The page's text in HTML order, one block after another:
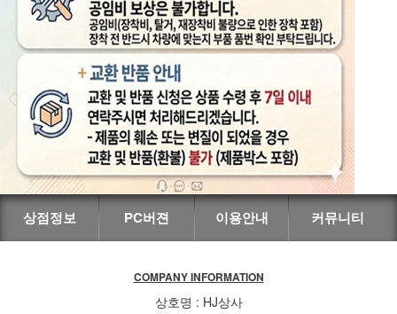
상점정보 PC버젼 이용안내 커뮤니티
COMPANY INFORMATION
상호명 : HJ상사